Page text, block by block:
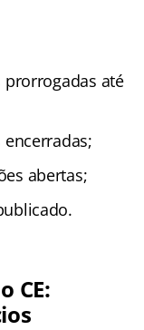
prorrogadas até
abertas;
CE: